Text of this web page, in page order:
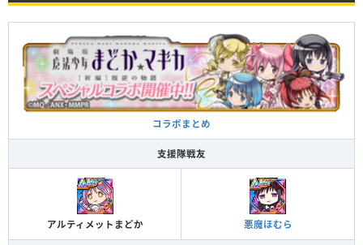
コラボまとめ
支援隊戦友
アルティメットまどか 悪魔ほむら